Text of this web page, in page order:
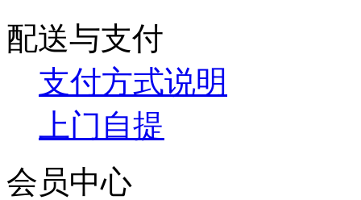
配送与支付
支付方式说明
上门自提
会员中心